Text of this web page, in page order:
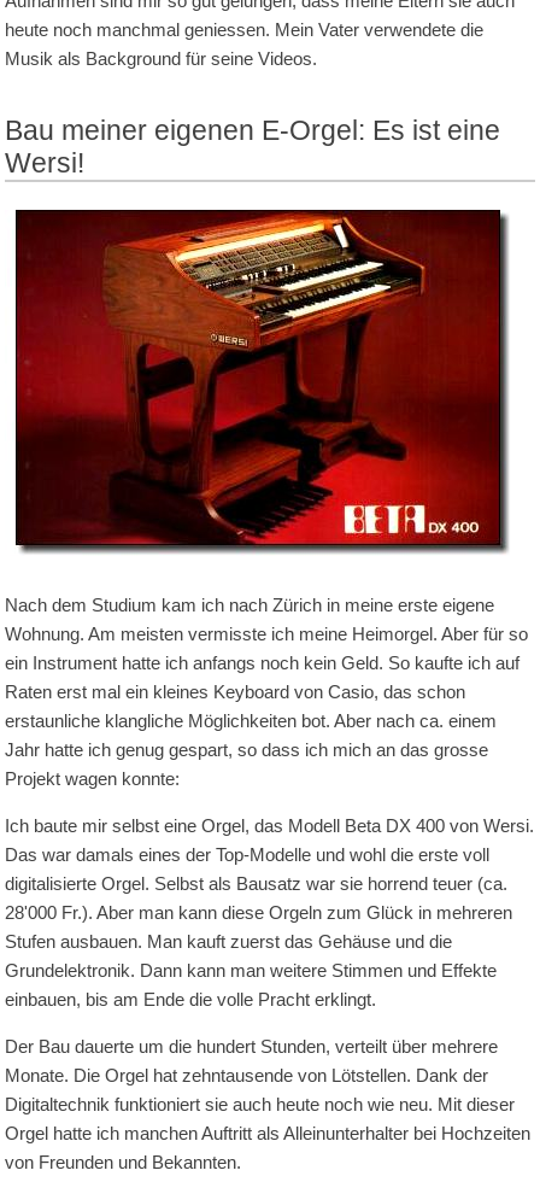
heute noch manchmal geniessen. Mein Vater verwendete die
Musik als Background für seine Videos.
Bau meiner eigenen E-Orgel: Es ist eine
Wersi!
Nach dem Studium kam ich nach Zürich in meine erste eigene
Wohnung. Am meisten vermisste ich meine Heimorgel. Aber für so
ein Instrument hatte ich anfangs noch kein Geld. So kaufte ich auf
Raten erst mal ein kleines Keyboard von Casio, das schon
erstaunliche klangliche Möglichkeiten bot. Aber nach ca. einem
Jahr hatte ich genug gespart, so dass ich mich an das grosse
Projekt wagen konnte:
Ich baute mir selbst eine Orgel, das Modell Beta DX 400 von Wersi.
Das war damals eines der Top-Modelle und wohl die erste voll
digitalisierte Orgel. Selbst als Bausatz war sie horrend teuer (ca.
28'000 Fr.). Aber man kann diese Orgeln zum Glück in mehreren
Stufen ausbauen. Man kauft zuerst das Gehäuse und die
Grundelektronik. Dann kann man weitere Stimmen und Effekte
einbauen, bis am Ende die volle Pracht erklingt.
Der Bau dauerte um die hundert Stunden, verteilt über mehrere
Monate. Die Orgel hat zehntausende von Lötstellen. Dank der
Digitaltechnik funktioniert sie auch heute noch wie neu. Mit dieser
Orgel hatte ich manchen Auftritt als Alleinunterhalter bei Hochzeiten
von Freunden und Bekannten.